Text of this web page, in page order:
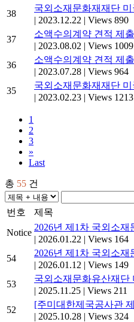
38
국외소재문화재재단
| 2023.12.22 | Views 890
37
소액수의계약 견적 제
| 2023.08.02 | Views 1009
36
소액수의계약 견적 제
| 2023.07.28 | Views 964
35
국외소재문화재재단
| 2023.02.23 | Views 1213
1
2
3
»
Last
총 55 건
번호 제목
Notice
2026년 제1차 국외소
| 2026.01.22 | Views 164
54
2026년 제1차 국외소
| 2026.01.12 | Views 149
53
국외소재문화유산재단
| 2025.11.25 | Views 211
52
[주미대한제국공사관
| 2025.10.28 | Views 324